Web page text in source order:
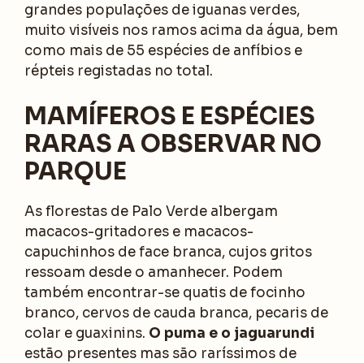
grandes populações de iguanas verdes,
muito visíveis nos ramos acima da água, bem
como mais de 55 espécies de anfíbios e
répteis registadas no total.
MAMÍFEROS E ESPÉCIES
RARAS A OBSERVAR NO
PARQUE
As florestas de Palo Verde albergam
macacos-gritadores e macacos-
capuchinhos de face branca, cujos gritos
ressoam desde o amanhecer. Podem
também encontrar-se quatis de focinho
branco, cervos de cauda branca, pecaris de
colar e guaxinins. O puma e o jaguarundi
estão presentes mas são raríssimos de